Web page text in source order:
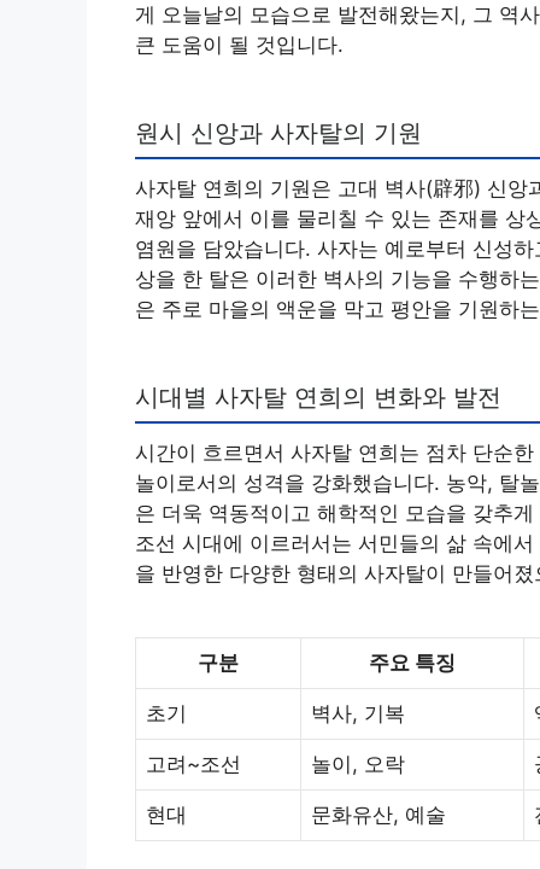
게 오늘날의 모습으로 발전해왔는지, 그 역
큰 도움이 될 것입니다.
원시 신앙과 사자탈의 기원
사자탈 연희의 기원은 고대 벽사(辟邪) 신
재앙 앞에서 이를 물리칠 수 있는 존재를 상
염원을 담았습니다. 사자는 예로부터 신성
상을 한 탈은 이러한 벽사의 기능을 수행하
은 주로 마을의 액운을 막고 평안을 기원하
시대별 사자탈 연희의 변화와 발전
시간이 흐르면서 사자탈 연희는 점차 단순
놀이로서의 성격을 강화했습니다. 농악, 탈
은 더욱 역동적이고 해학적인 모습을 갖추
조선 시대에 이르러서는 서민들의 삶 속에
을 반영한 다양한 형태의 사자탈이 만들어
구분 주요 특징
초기 벽사, 기복
고려~조선 놀이, 오락
현대 문화유산, 예술